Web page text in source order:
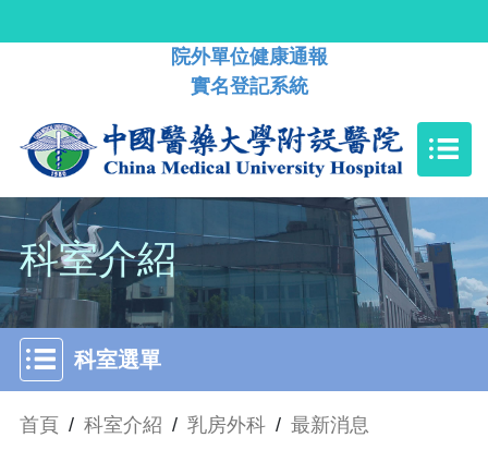
院外單位健康通報
實名登記系統
科室介紹
科室選單
首頁 / 科室介紹 / 乳房外科 / 最新消息